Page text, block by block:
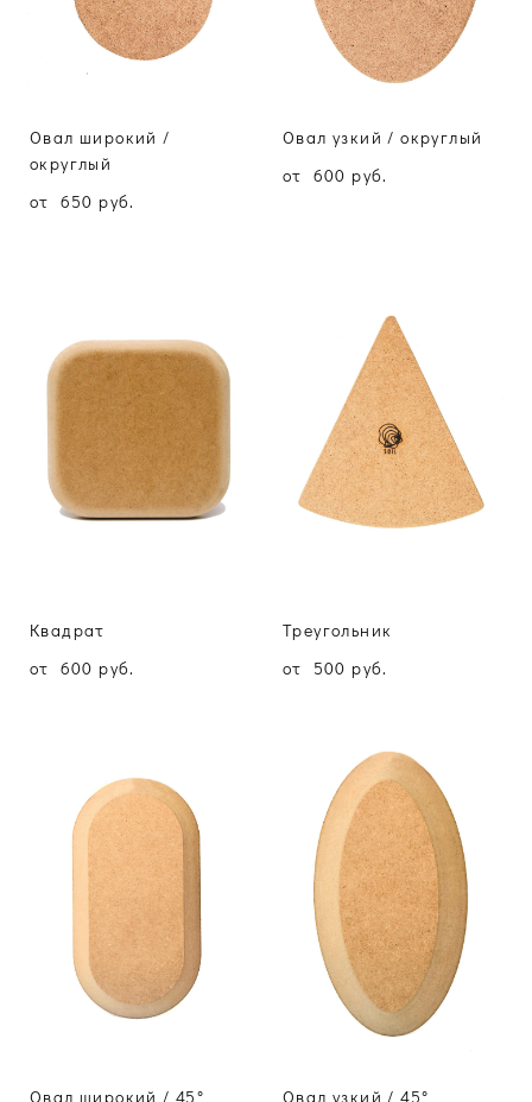
Овал широкий /
округлый
от 650 pуб.
Овал узкий / округлый
от 600 pуб.
Квадрат
от 600 pуб.
Треугольник
от 500 pуб.
Овал широкий / 45° Овал узкий / 45°